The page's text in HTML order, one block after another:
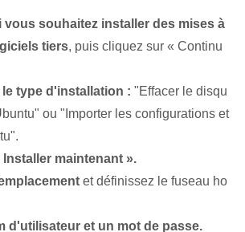
vous souhaitez installer des mises à
tiers, puis cliquez sur « Continu
type d'installation : "Effacer le disqu
ou "Importer les configurations et
maintenant ».
et définissez le fuseau ho
d'utilisateur et un mot de passe.